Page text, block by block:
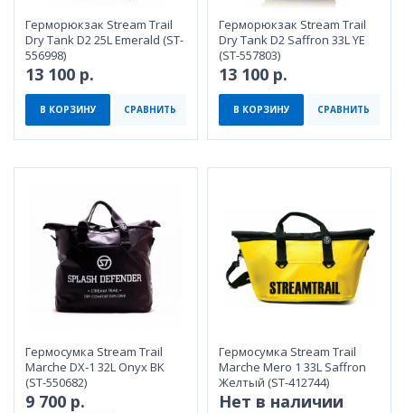
Герморюкзак Stream Trail
Dry Tank D2 25L Emerald (ST-
556998)
13 100 р.
В КОРЗИНУ СРАВНИТЬ
Герморюкзак Stream Trail
Dry Tank D2 Saffron 33L YE
(ST-557803)
13 100 р.
В КОРЗИНУ СРАВНИТЬ
Гермоcумка Stream Trail
Marche DX-1 32L Onyx BK
(ST-550682)
9 700 р.
Гермоcумка Stream Trail
Marche Mero 1 33L Saffron
Желтый (ST-412744)
Нет в наличии